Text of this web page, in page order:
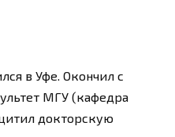
в Уфе. Окончил с
МГУ (кафедра
докторскую